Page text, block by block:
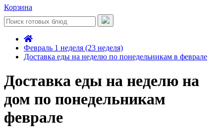
Корзина
Февраль 1 неделя (23 неделя)
Доставка еды на неделю по понедельникам в феврале
Доставка еды на неделю на
дом по понедельникам
феврале